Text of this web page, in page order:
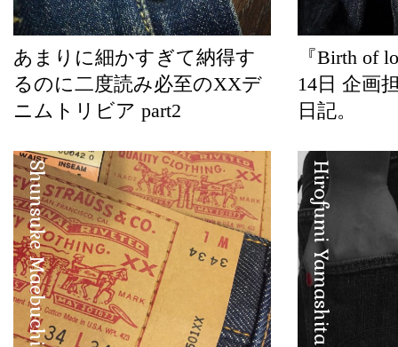
あまりに細かすぎて納得す
るのに二度読み必至のXXデ
ニムトリビア part2
『Birth of
14日 企画
日記。
Shunsuke Maebuchi Hirofumi Yamashita